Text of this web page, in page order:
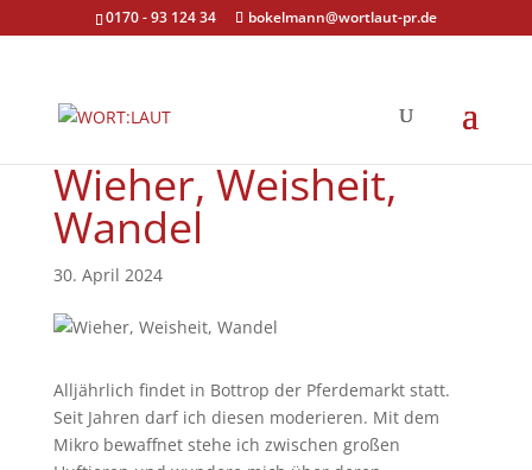
0170 - 93 124 34 bokelmann@wortlaut-pr.de
Wieher, Weisheit,
Wandel
30. April 2024
Alljährlich findet in Bottrop der Pferdemarkt statt.
Seit Jahren darf ich diesen moderieren. Mit dem
Mikro bewaffnet stehe ich zwischen großen